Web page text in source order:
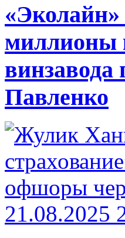
миллионы
винзавода
Павленко
21.08.2025